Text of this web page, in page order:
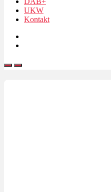
UKW
Kontakt